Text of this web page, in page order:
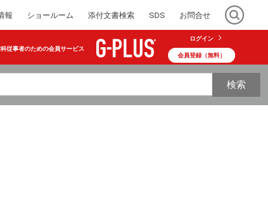
報 ショールーム 添付文書検索 SDS お問合せ
従事者のための会員サービス
ログイン
会員登録（無料）
検索